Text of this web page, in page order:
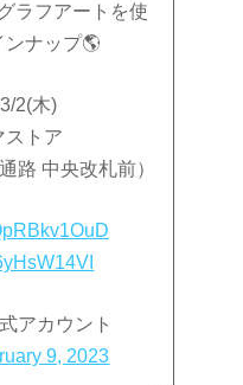
ラフアートを使
ンナップ🌎
2(木)
ストア
路 中央改札前）
アカウント
9, 2023